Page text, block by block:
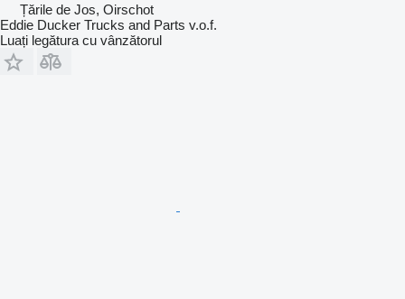
Țările de Jos, Oirschot
Eddie Ducker Trucks and Parts v.o.f.
Luați legătura cu vânzătorul